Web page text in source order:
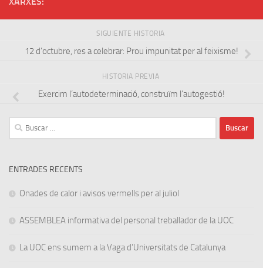
SIGUIENTE HISTORIA
12 d’octubre, res a celebrar: Prou impunitat per al feixisme!
HISTORIA PREVIA
Exercim l’autodeterminació, construïm l’autogestió!
Buscar:
ENTRADES RECENTS
Onades de calor i avisos vermells per al juliol
ASSEMBLEA informativa del personal treballador de la UOC
La UOC ens sumem a la Vaga d’Universitats de Catalunya